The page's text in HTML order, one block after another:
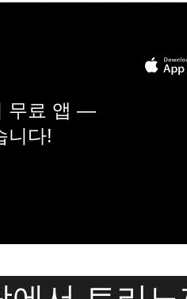
무료 앱 —
니다!